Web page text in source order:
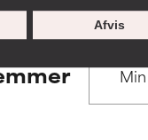
Afvis
en fordel i nogle
gavn.
en fordel i nogle
gavn.